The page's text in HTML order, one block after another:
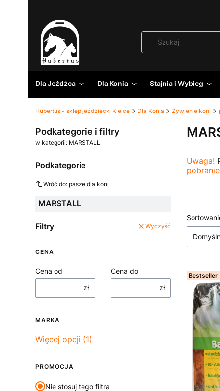
Dla Jeźdźca Dla Konia Stajnia i Wybieg
Hubertus - sklep jeździecki Kielce Dla Konia Żywienie koni
Podkategorie i filtry
w kategorii: MARSTALL
Podkategorie
Wróć do: pasze dla koni
MARSTALL
Filtry Wyczyść
CENA
Cena od
zł
Cena do
zł
MARKA
Marka
Więcej opcji (1)
PROMOCJA
Nie stosuj tego filtra
Uwaga!
Lista
Bestseller